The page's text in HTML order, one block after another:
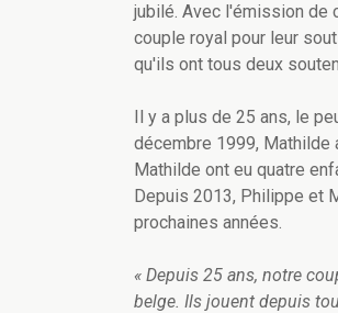
jubilé. Avec l'émission de
couple royal pour leur
qu'ils ont tous deux
Il y a plus de 25 ans, le
décembre 1999, Mathilde
Mathilde ont eu quatre
Depuis 2013, Philippe et
prochaines années.
« Depuis 25 ans, notre
belge. Ils jouent depuis